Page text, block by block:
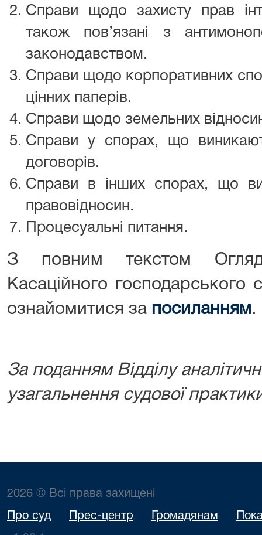
Справи щодо захисту прав
також пов’язані з
законодавством.
Справи щодо корпоративних
цінних паперів.
Справи щодо земельних
Справи у спорах, що
договорів.
Справи в інших спорах, що
правовідносин.
Процесуальні питання.
З повним текстом
Касаційного
ознайомитися за посиланням .
За поданням Відділу
узагальнення судової
2026 © Всі права захищені
Про суд Прес-центр Громадянам